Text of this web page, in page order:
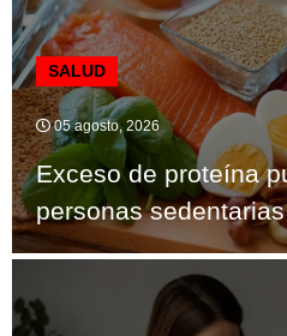
SALUD
05 agosto, 2026
Exceso de proteína
personas sedentarias